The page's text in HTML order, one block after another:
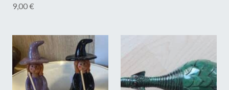
9,00 €